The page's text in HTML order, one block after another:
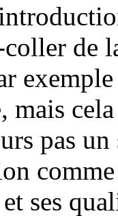
de
pas
ses